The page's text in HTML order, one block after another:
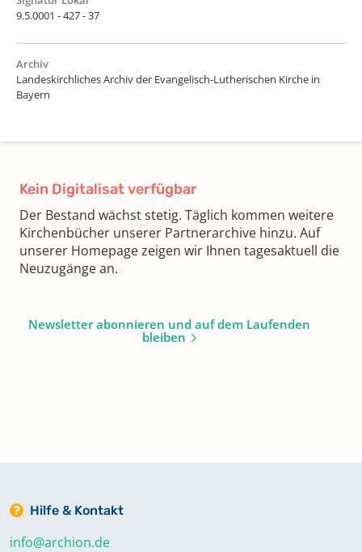
9.5.0001 - 427 - 37
Archiv
Landeskirchliches Archiv der Evangelisch-Lutherischen Kirche in
Bayern
Kein Digitalisat verfügbar
Der Bestand wächst stetig. Täglich kommen weitere
Kirchenbücher unserer Partnerarchive hinzu. Auf
unserer Homepage zeigen wir Ihnen tagesaktuell die
Neuzugänge an.
Newsletter abonnieren und auf dem Laufenden
bleiben
Hilfe & Kontakt
info@archion.de